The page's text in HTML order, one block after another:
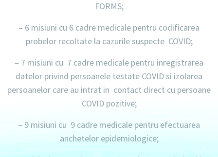
FORMS;
– 6 misiuni cu 6 cadre medicale pentru codificarea
probelor recoltate la cazurile suspecte COVID;
– 7 misiuni cu 7 cadre medicale pentru inregistrarea
datelor privind persoanele testate COVID si izolarea
persoanelor care au intrat in contact direct cu persoane
COVID pozitive;
– 9 misiuni cu 9 cadre medicale pentru efectuarea
anchetelor epidemiologice;